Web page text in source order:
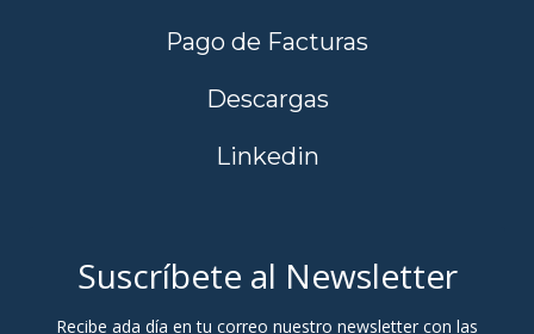
Pago de Facturas
Descargas
Linkedin
Suscríbete al Newsletter
Recibe ada día en tu correo nuestro newsletter con las